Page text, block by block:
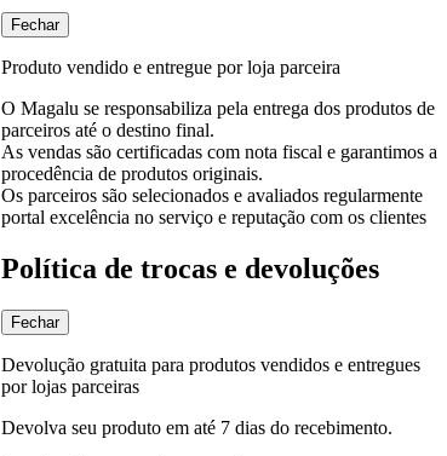
Fechar
Produto vendido e entregue por loja parceira
O Magalu se responsabiliza pela entrega dos produtos de
parceiros até o destino final.
As vendas são certificadas com nota fiscal e garantimos a
procedência de produtos originais.
Os parceiros são selecionados e avaliados regularmente
portal excelência no serviço e reputação com os clientes
Política de trocas e devoluções
Fechar
Devolução gratuita para produtos vendidos e entregues
por lojas parceiras
Devolva seu produto em até 7 dias do recebimento.